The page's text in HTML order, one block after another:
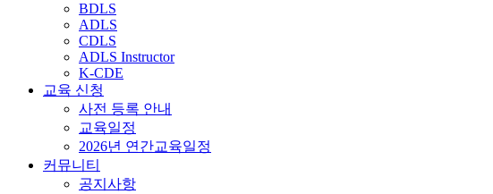
BDLS
ADLS
CDLS
ADLS Instructor
K-CDE
교육 신청
사전 등록 안내
교육일정
2026년 연간교육일정
커뮤니티
공지사항